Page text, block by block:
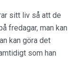
sitt liv så att de
fredagar, man kan
kan göra det
som han